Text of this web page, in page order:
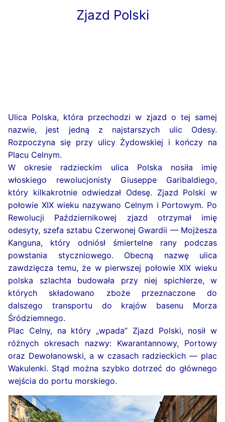
Zjazd Polski
Ulica Polska, która przechodzi w zjazd o tej samej
nazwie, jest jedną z najstarszych ulic Odesy.
Rozpoczyna się przy ulicy Żydowskiej i kończy na
Placu Celnym.
W okresie radzieckim ulica Polska nosiła imię
włoskiego rewolucjonisty Giuseppe Garibaldiego,
który kilkakrotnie odwiedzał Odesę. Zjazd Polski w
połowie XIX wieku nazywano Celnym i Portowym. Po
Rewolucji Październikowej zjazd otrzymał imię
odesyty, szefa sztabu Czerwonej Gwardii — Mojżesza
Kanguna, który odniósł śmiertelne rany podczas
powstania styczniowego. Obecną nazwę ulica
zawdzięcza temu, że w pierwszej połowie XIX wieku
polska szlachta budowała przy niej spichlerze, w
których składowano zboże przeznaczone do
dalszego transportu do krajów basenu Morza
Śródziemnego.
Plac Celny, na który „wpada” Zjazd Polski, nosił w
różnych okresach nazwy: Kwarantannowy, Portowy
oraz Dewołanowski, a w czasach radzieckich — plac
Wakulenki. Stąd można szybko dotrzeć do głównego
wejścia do portu morskiego.